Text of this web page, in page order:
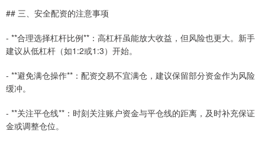
## 三、安全配资的注意事项
- **合理选择杠杆比例**：高杠杆虽能放大收益，但风险也更大。新手
建议从低杠杆（如1:2或1:3）开始。
- **避免满仓操作**：配资交易不宜满仓，建议保留部分资金作为风险
缓冲。
- **关注平仓线**：时刻关注账户资金与平仓线的距离，及时补充保证
金或调整仓位。